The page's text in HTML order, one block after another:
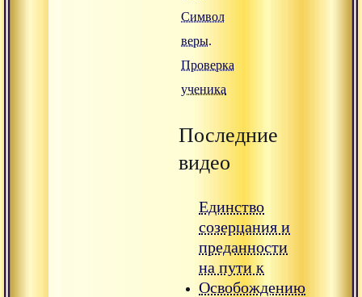
Символ
веры.
Проверка
ученика
Последние
видео
Единство
созерцания и
преданности
на пути к
Освобождению